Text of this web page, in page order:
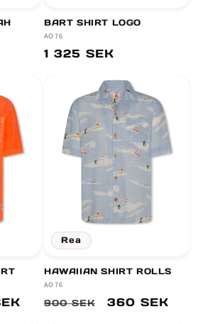
BART SHIRT LOGO
Säljare:
AO76
Ordinarie
1 325 SEK
Rea
HAWAIIAN SHIRT ROLLS
Säljare:
AO76
Ordinarie
900 SEK 360 SEK